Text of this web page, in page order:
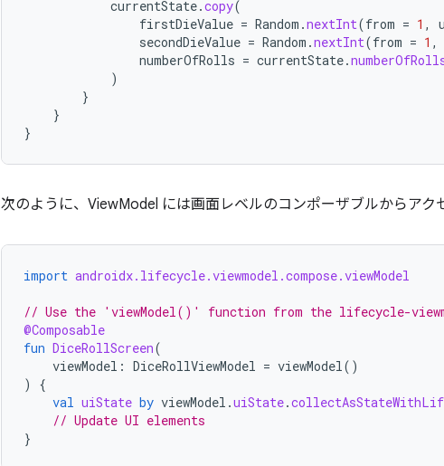
currentState.copy(
firstDieValue = Random .nextInt(from = 1 ,
secondDieValue = Random .nextInt(from = 1 ,
numberOfRolls = currentState.
)
}
}
}
次のように、ViewModel には画面レベルのコンポーザブルからアク
import androidx.lifecycle.viewmodel.compose.viewModel
// Use the 'viewModel()' function from the lifecycle-
@Composable
fun DiceRollScreen(
viewModel : DiceRollViewModel = viewModel()
)
{
val uiState by viewModel .uiState.
// Update UI elements
}